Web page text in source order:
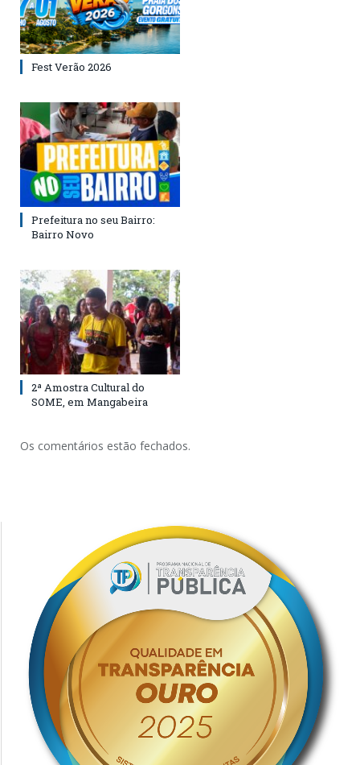
Fest Verão 2026
Prefeitura no seu Bairro:
Bairro Novo
2ª Amostra Cultural do
SOME, em Mangabeira
Os comentários estão fechados.